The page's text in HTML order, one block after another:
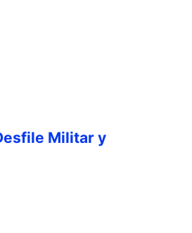
Militar y